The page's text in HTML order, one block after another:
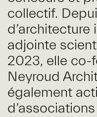
collectif.
adjointe
2023, elle co-
Neyroud
également